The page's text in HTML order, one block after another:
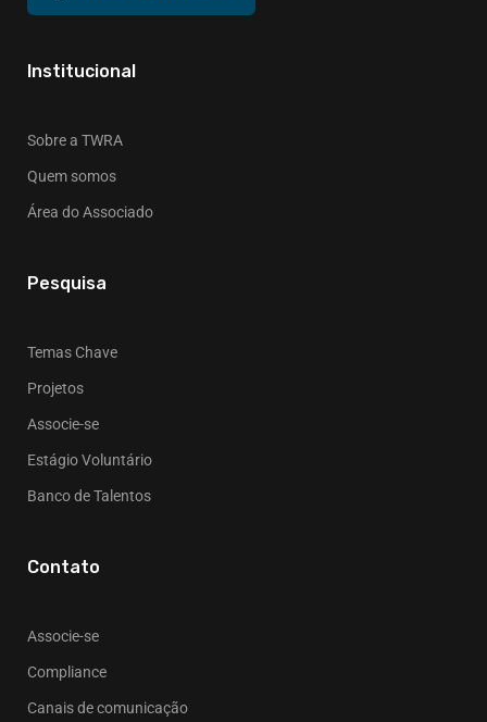
Institucional
Sobre a TWRA
Quem somos
Área do Associado
Pesquisa
Temas Chave
Projetos
Associe-se
Estágio Voluntário
Banco de Talentos
Contato
Associe-se
Compliance
Canais de comunicação